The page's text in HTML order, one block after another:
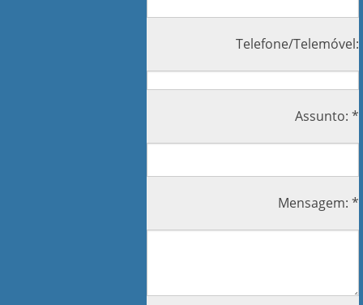
Telefone/Telemóvel:
Assunto: *
Mensagem: *